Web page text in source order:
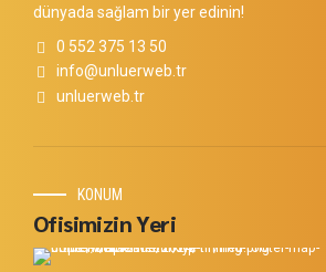
dünyada sağlam bir yer edinin!
0 552 375 13 50
info@unluerweb.tr
unluerweb.tr
KONUM
Ofisimizin Yeri